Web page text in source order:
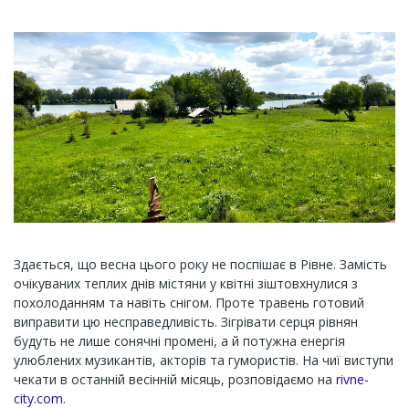
Здається, що весна цього року не поспішає в Рівне. Замість
очікуваних теплих днів містяни у квітні зіштовхнулися з
похолоданням та навіть снігом. Проте травень готовий
виправити цю несправедливість. Зігрівати серця рівнян
будуть не лише сонячні промені, а й потужна енергія
улюблених музикантів, акторів та гумористів. На чиї виступи
чекати в останній весінній місяць, розповідаємо на rivne-
city.com.